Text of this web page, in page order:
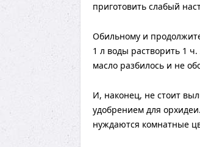
приготовить слабый
Обильному и
1 л воды растворить 1
масло разбилось и не
И, наконец, не стоит
удобрением для
нуждаются комнатные